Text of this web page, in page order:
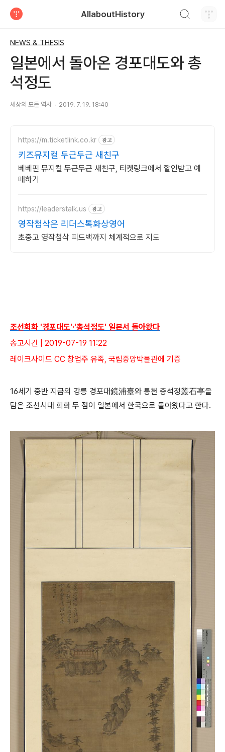
AllaboutHistory
NEWS & THESIS
일본에서 돌아온 경포대도와 총
석정도
세상의 모든 역사 2019. 7. 19. 18:40
https://m.ticketlink.co.kr 광고
키즈뮤지컬 두근두근 새친구
베베핀 뮤지컬 두근두근 새친구, 티켓링크에서 할인받고 예
매하기
https://leaderstalk.us 광고
영작첨삭은 리더스톡화상영어
초중고 영작첨삭 피드백까지 체계적으로 지도
조선회화 '경포대도'·'총석정도' 일본서 돌아왔다
송고시간 | 2019-07-19 11:22
레이크사이드 CC 창업주 유족, 국립중앙박물관에 기증
16세기 중반 지금의 강릉 경포대鏡浦臺와 통천 총석정叢石亭을
담은 조선시대 회화 두 점이 일본에서 한국으로 돌아왔다고 한다.